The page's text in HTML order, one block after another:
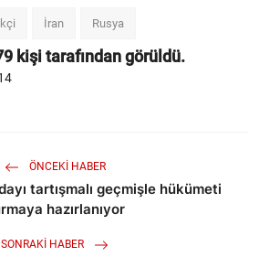
İran Rusya
kişi tarafından görüldü.
ÖNCEKI HABER
tartışmalı geçmişle hükümeti
hazırlanıyor
SONRAKI HABER